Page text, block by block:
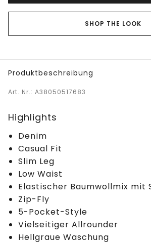
SHOP THE LOOK
Produktbeschreibung
Art. Nr.: A38050517683
Highlights
Denim
Casual Fit
Slim Leg
Low Waist
Elastischer Baumwollmix
Zip-Fly
5-Pocket-Style
Vielseitiger Allrounder
Hellgraue Waschung